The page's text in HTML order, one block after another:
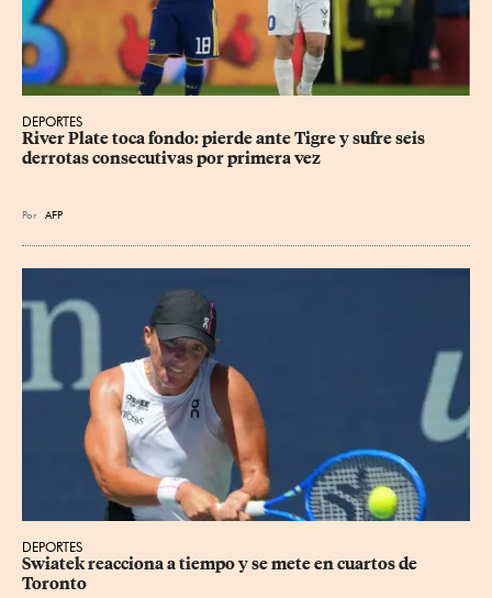
DEPORTES
River Plate toca fondo: pierde ante Tigre y sufre seis
derrotas consecutivas por primera vez
Por AFP
DEPORTES
Swiatek reacciona a tiempo y se mete en cuartos de
Toronto